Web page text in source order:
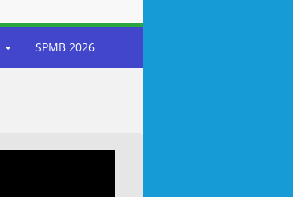
SPMB 2026